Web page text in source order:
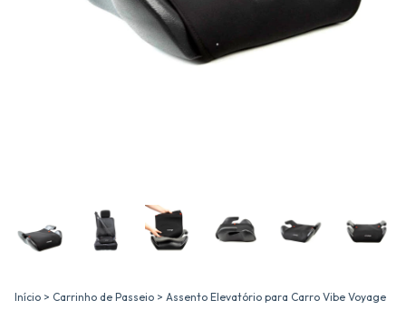
Início > Carrinho de Passeio > Assento Elevatório para Carro Vibe Voyage